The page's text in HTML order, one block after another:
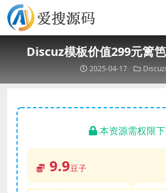
Discuz模板价值299元篱
2025-04-17
本资源需权限
9.9豆子